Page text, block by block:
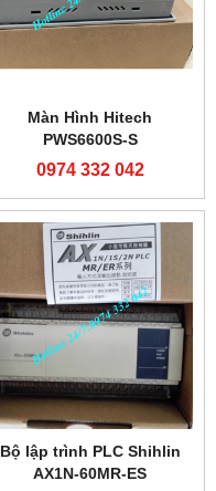
Màn Hình Hitech
PWS6600S-S
0974 332 042
Bộ lập trình PLC Shihlin
AX1N-60MR-ES